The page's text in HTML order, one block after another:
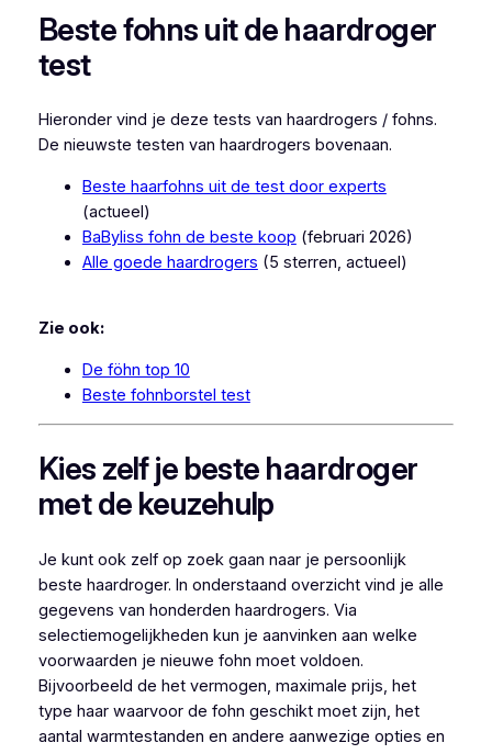
Beste fohns uit de haardroger
test
Hieronder vind je deze tests van haardrogers / fohns.
De nieuwste testen van haardrogers bovenaan.
Beste haarfohns uit de test door experts
(actueel)
BaByliss fohn de beste koop (februari 2026)
Alle goede haardrogers (5 sterren, actueel)
Zie ook:
De föhn top 10
Beste fohnborstel test
Kies zelf je beste haardroger
met de keuzehulp
Je kunt ook zelf op zoek gaan naar je persoonlijk
beste haardroger. In onderstaand overzicht vind je alle
gegevens van honderden haardrogers. Via
selectiemogelijkheden kun je aanvinken aan welke
voorwaarden je nieuwe fohn moet voldoen.
Bijvoorbeeld de het vermogen, maximale prijs, het
type haar waarvoor de fohn geschikt moet zijn, het
aantal warmtestanden en andere aanwezige opties en